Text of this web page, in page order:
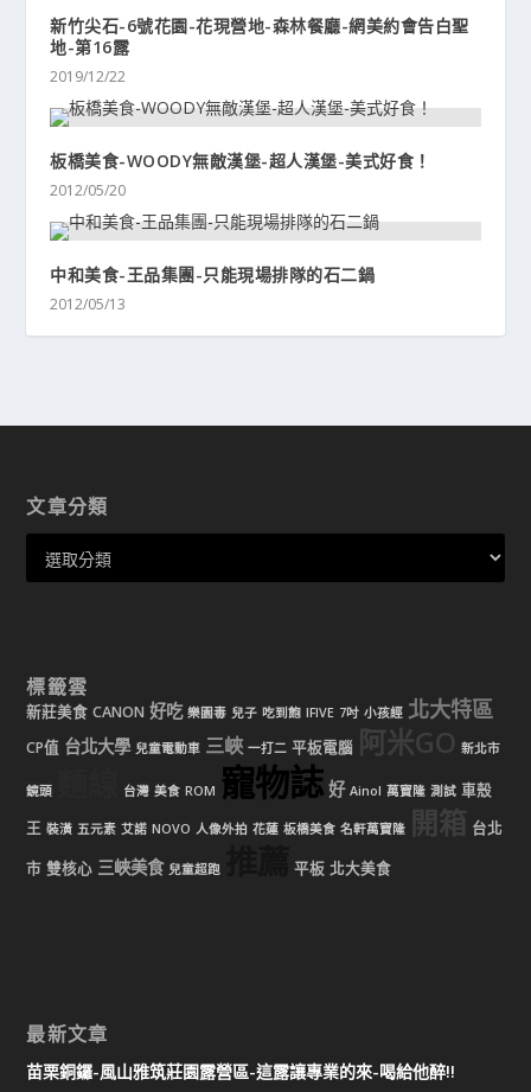
新竹尖石-6號花園-花現營地-森林餐廳-網美約會告白聖
地-第16露
2019/12/22
板橋美食-WOODY無敵漢堡-超人漢堡-美式好食！
2012/05/20
中和美食-王品集團-只能現場排隊的石二鍋
2012/05/13
文章分類
標籤雲
新莊美食 CANON 好吃 樂園毒 兒子 吃到飽 IFIVE 7吋 小孩經 北大特區
CP值 台北大學 兒童電動車 三峽 一打二 平板電腦 阿米GO 新北市
鏡頭 台灣 美食 ROM 寵物誌 好 Ainol 萬寶隆 測試 車殼
王 裝潢 五元素 艾諾 NOVO 人像外拍 花蓮 板橋美食 名軒萬寶隆 開箱 台北
市 雙核心 三峽美食 兒童超跑 平板 北大美食
最新文章
苗栗銅鑼-風山雅筑莊園露營區-這露讓專業的來-喝給他醉!!